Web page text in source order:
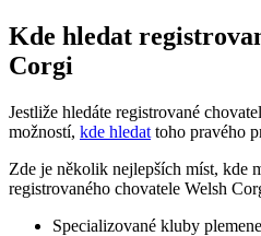
Kde hledat
Corgi
Jestliže hledáte registrované
možností, kde hledat toho pravého
Zde je několik nejlepších míst, kde
registrovaného chovatele Welsh
Specializované kluby